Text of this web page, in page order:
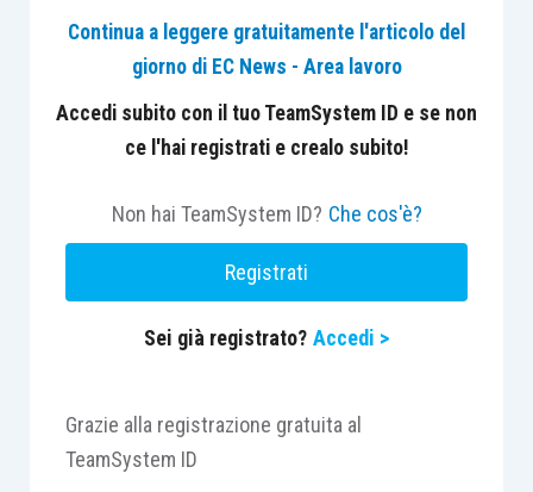
affidati per il recupero agli agenti della
riscossione, fino al numero massimo di 60 rate
mensili, nei casi definiti con decreto ministeriale
e sulla base di requisiti, criteri e modalità fissati
La nuova disciplina entra in vigore dall’8 maggio
2026 e si applica alle istanze di rateazione
pertanto, sono abrogate le precedenti
disciplina delle rateazioni dei debiti per premi e
accessori.
Continua a leggere gratuitamente l'articolo del
giorno di EC News - Area lavoro
Accedi subito con il tuo TeamSystem ID e se non
ce l'hai registrati e crealo subito!
Non hai TeamSystem ID? Che cos'è?
Registrati
Sei già registrato? Accedi >
Grazie alla registrazione gratuita al
TeamSystem ID